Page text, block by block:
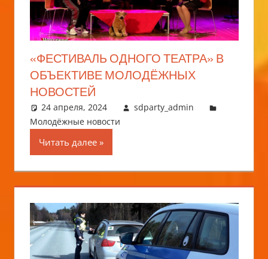
«ФЕСТИВАЛЬ ОДНОГО ТЕАТРА» В
ОБЪЕКТИВЕ МОЛОДЁЖНЫХ
НОВОСТЕЙ
24 апреля, 2024
sdparty_admin
Молодёжные новости
Читать далее